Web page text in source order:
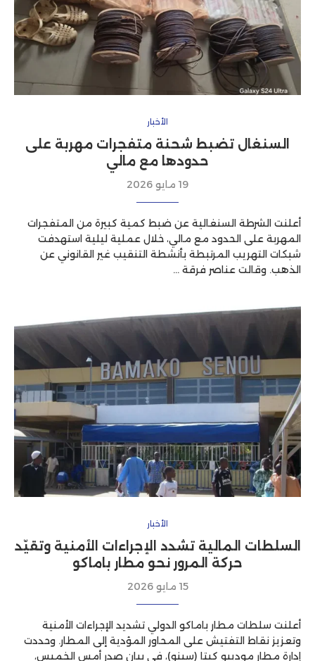
الأخبار
السنغال تضبط شحنة متفجرات مهربة على
حدودها مع مالي
19 مايو 2026
أعلنت الشرطة السنغالية عن ضبط كمية كبيرة من المتفجرات
المهربة على الحدود مع مالي، خلال عملية ليلية استهدفت
شبكات التهريب المرتبطة بأنشطة التنقيب غير القانوني عن
الذهب. وقالت عناصر فرقة …
الأخبار
السلطات المالية تشدد الإجراءات الأمنية وتقيّد
حركة المرور نحو مطار باماكو
15 مايو 2026
أعلنت سلطات مطار باماكو الدولي تشديد الإجراءات الأمنية
وتعزيز نقاط التفتيش على المحاور المؤدية إلى المطار. وحددت
إدارة مطار موديبو كيتا (سينو)، في بيان صدر أمس الخميس،